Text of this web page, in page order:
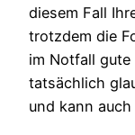
diesem Fall
trotzdem die
im Notfall gute
tatsächlich
und kann